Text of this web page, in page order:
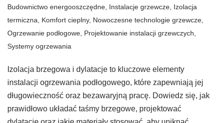
Budownictwo energooszczędne Instalacje grzewcze Izolacja
termiczna
Komfort cieplny, Nowoczesne technologie grzewcze
Ogrzewanie podłogowe Projektowanie instalacji grzewczych
Systemy ogrzewania
Izolacja brzegowa i dylatacje to kluczowe elementy
instalacji ogrzewania podłogowego, które zapewniają jej
długowieczność oraz bezawaryjną pracę. Dowiedz się, jak
prawidłowo układać taśmy brzegowe, projektować